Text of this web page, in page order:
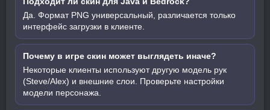
Да. Формат PNG универсальный, различается только
интерфейс загрузки в клиенте.
Почему в игре скин может выглядеть иначе?
Некоторые клиенты используют другую модель рук
(Steve/Alex) и внешние слои. Проверьте настройки
модели персонажа.